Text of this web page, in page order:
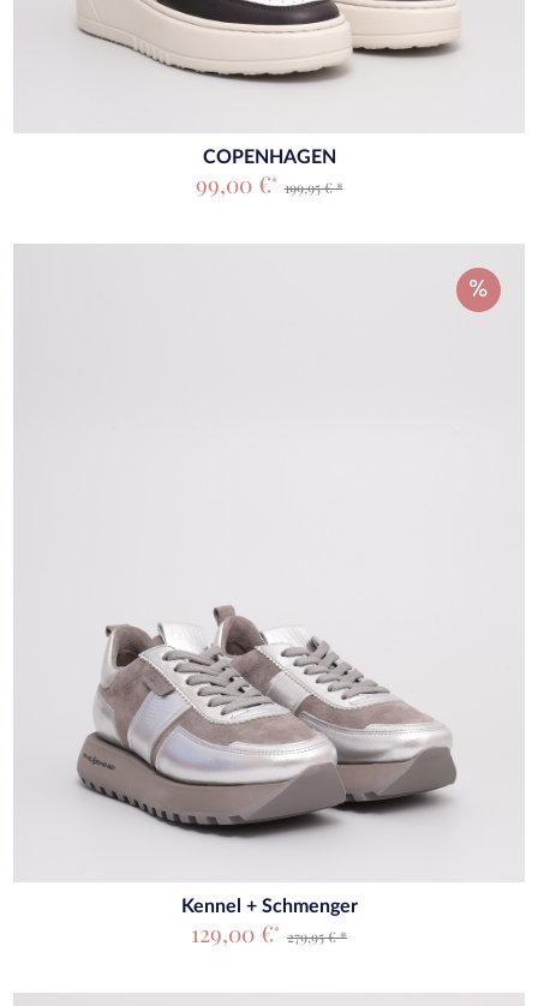
COPENHAGEN
99,00 €* 199,95 € *
Kennel + Schmenger
129,00 €* 279,95 € *